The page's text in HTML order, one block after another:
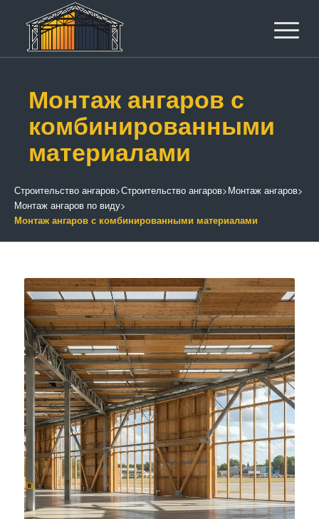
Монтаж ангаров с
комбинированными
материалами
Строительство ангаров>Строительство ангаров>Монтаж ангаров>
Монтаж ангаров по виду>
Монтаж ангаров с комбинированными материалами